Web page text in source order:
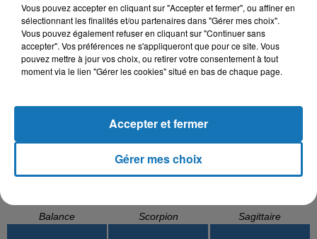
Balance Scorpion Sagittaire
Vous pouvez accepter en cliquant sur "Accepter et fermer", ou affiner en
sélectionnant les finalités et/ou partenaires dans "Gérer mes choix".
Vous pouvez également refuser en cliquant sur "Continuer sans
accepter". Vos préférences ne s'appliqueront que pour ce site. Vous
pouvez mettre à jour vos choix, ou retirer votre consentement à tout
moment via le lien "Gérer les cookies" situé en bas de chaque page.
Gérer mes choix
Accepter et fermer